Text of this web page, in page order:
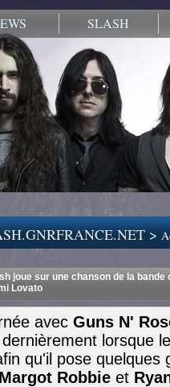
SLASH
>
joue sur une chanson de la
Lovato
avec Guns N'
lorsque
qu'il pose quelques
Margot Robbie et